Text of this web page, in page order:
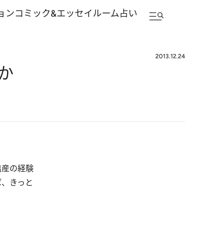
ンコミック&エッセイルーム占い
2013.12.24
の経験
きっと